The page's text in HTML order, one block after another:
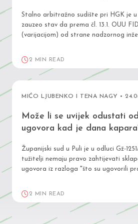
Stalno arbitražno sudište pri HGK je u
zauzeo stav da prema čl. 13.1. OUU
(varijacijom) od strane nadzornog
radove neće izvesti netko drugi. Čak i
izostavljanju, već o izmjeni…
2 MIN READ
MIĆO LJUBENKO I TENA NAGY •
Može li se uvijek odustati
ugovora kad je dana
Županijski sud u Puli je u odluci Gž-
tužitelji nemaju pravo zahtijevati
ugovora iz razloga "što su ugovorili
ugovorno pravo na raskid zapravo
dvostruke kapare na polog kod javnog…
2 MIN READ